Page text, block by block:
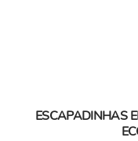
ESCAPADINHAS